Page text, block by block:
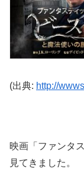
(出典: http://
映画「ファンタ
見てきました。